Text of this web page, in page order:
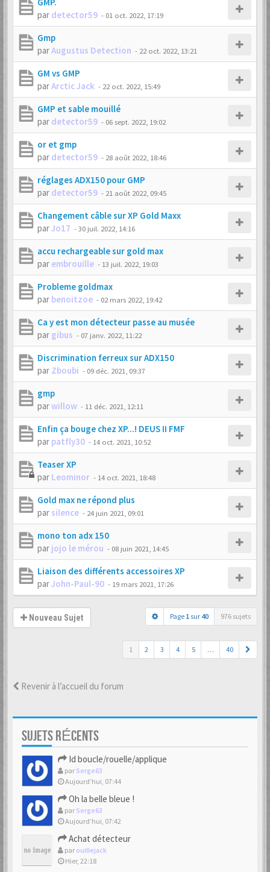
par detector59 - 01 oct. 2022, 17:19
Gmp
parAugustus Detection - 22 oct. 2022, 13:21
GM vs GMP
parArctic Jack - 22 oct. 2022, 15:49
GMP et sable mouillé
par detector59 - 06 sept. 2022, 19:02
or et gmp
par detector59 - 28 août 2022, 18:46
réglages ADX150 pour GMP
par detector59 - 21 août 2022, 09:45
Changement câble sur XP Gold Maxx
parJo17 -30 juil. 2022, 14:16
accu rechargeable sur gold max
par embrouille - 13 juil. 2022, 19:03
Probleme goldmax
par benoitzoe - 02 mars 2022, 19:42
Ca y est mon détecteur passe au musée
par gibus - 07 janv. 2022, 11:22
Discrimination ferreux sur ADX150
par Zboubi - 09 déc. 2021, 09:37
gmp
parwillow - 11 déc. 2021, 12:11
Enfin ça bouge chez XP...! DEUS II FMF
par patfly30 - 14 oct. 2021, 10:52
Teaser XP
par Leominor - 14 oct. 2021, 18:48
Gold max ne répond plus
par silence - 24 juin 2021, 09:01
mono ton adx 150
par jojo le mérou - 08 juin 2021, 14:45
Liaison des différents accessoires XP
parJohn-Paul-90 - 19 mars 2021, 17:26
Nouveau Sujet Page 1 sur 40 976 sujets
1 2 3 4 5 … 40
Revenir à l’accueil du forum
SUJETS RÉCENTS
Id boucle/rouelle/applique
par Serge63
Aujourd’hui, 07:44
Oh la belle bleue !
par Serge63
Aujourd’hui, 07:42
Achat détecteur
par ouillejack
Hier, 22:18